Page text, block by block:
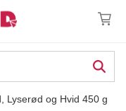
Lyserød og Hvid 450 g